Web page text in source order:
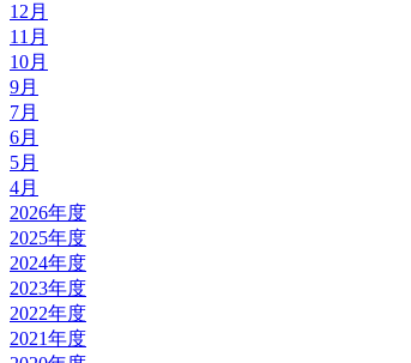
12月
11月
10月
9月
7月
6月
5月
4月
2026年度
2025年度
2024年度
2023年度
2022年度
2021年度